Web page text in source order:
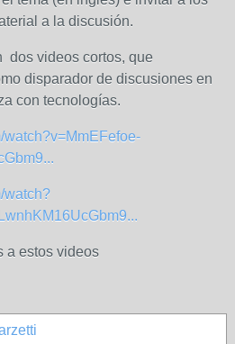
a la discusión.
dos videos cortos, que
disparador de discusiones en
con tecnologías.
watch?v=MmEFefoe-
watch?
a estos videos